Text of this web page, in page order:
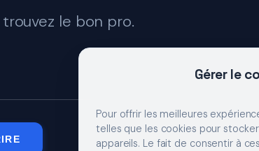
Gérer le
Pour offrir les meilleures
telles que les cookies pour
appareils. Le fait de consentir à
le bon pro.